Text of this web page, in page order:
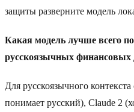
защиты разверните модель
Какая модель лучше всего
русскоязычных финансовых
Для русскоязычного
понимает русский), Claude 2